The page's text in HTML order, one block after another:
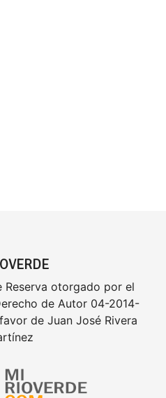
otorgado por el
de Autor 04-2014-
de Juan José Rivera